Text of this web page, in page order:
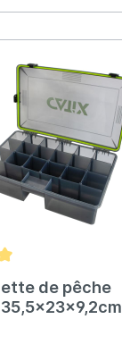
de pêche